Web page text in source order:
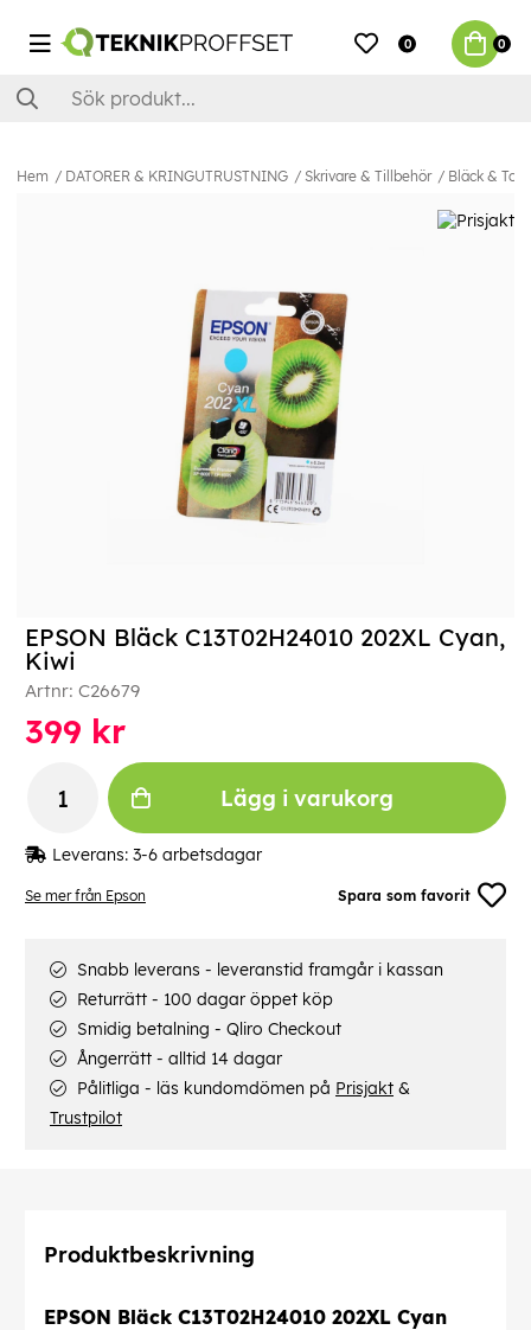
0 0
Hem DATORER & KRINGUTRUSTNING Skrivare & Tillbehör Bläck &
Se mer från Epson Spara som favorit
EPSON Bläck C13T02H24010 202XL Cyan,
Kiwi
Artnr: C26679
399 kr
Lägg i varukorg
Leverans: 3-6 arbetsdagar
Snabb leverans - leveranstid framgår i kassan
Returrätt - 100 dagar öppet köp
Smidig betalning - Qliro Checkout
Ångerrätt - alltid 14 dagar
Pålitliga - läs kundomdömen på Prisjakt &
Trustpilot
Produktbeskrivning
EPSON Bläck C13T02H24010 202XL Cyan